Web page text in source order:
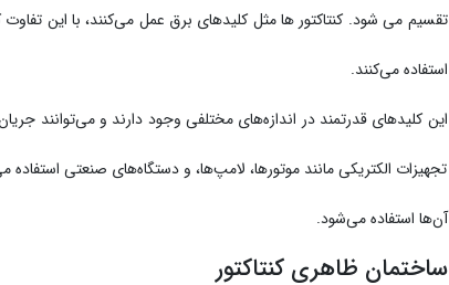
تقسیم می شود. کنتاکتور ها مثل کلیدهای برق عمل می‌کنند، با این
استفاده می‌کنند.
این کلیدهای قدرتمند در اندازه‌های مختلفی وجود دارند و می‌توانند
تجهیزات الکتریکی مانند موتورها، لامپ‌ها، و دستگاه‌های صنعتی
آن‌ها استفاده می‌شود.
ساختمان ظاهری کنتاکتور